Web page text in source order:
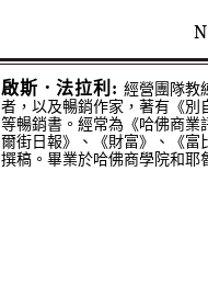
啟斯．法拉利: 經營團隊教
者，以及暢銷作家，著有《別
等暢銷書。經常為《哈佛商業
爾街日報》、《財富》、《富
撰稿。畢業於哈佛商學院和耶